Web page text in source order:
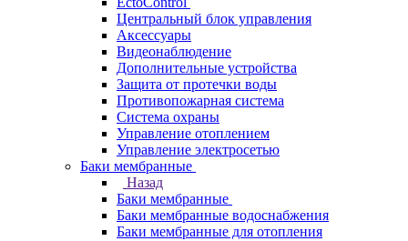
Центральный блок управления
Аксессуары
Видеонаблюдение
Дополнительные устройства
Защита от протечки воды
Противопожарная система
Система охраны
Управление отоплением
Управление электросетью
Баки мембранные
Назад
Баки мембранные
Баки мембранные водоснабжения
Баки мембранные для отопления